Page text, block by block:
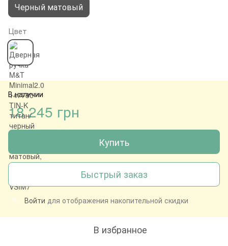
Черный матовый
Цвет
В наличии
18 245 грн
Купить
Быстрый заказ
% Войти для отображения накопительной скидки
В избранное